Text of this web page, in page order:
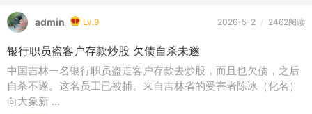
admin Lv.9 2026-5-2 / 2462阅读
银行职员盗客户存款炒股 欠债自杀未遂
中国吉林一名银行职员盗走客户存款去炒股，而且也欠债，之后
自杀不遂。这名员工已被捕。来自吉林省的受害者陈冰（化名）
向大象新 ...